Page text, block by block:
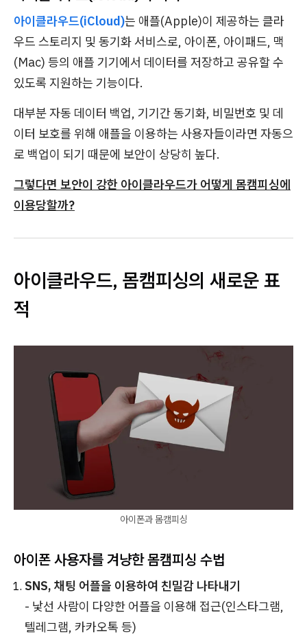
아이클라우드(iCloud)는 애플(Apple)이 제공하는 클라
우드 스토리지 및 동기화 서비스로, 아이폰, 아이패드, 맥
(Mac) 등의 애플 기기에서 데이터를 저장하고 공유할 수
있도록 지원하는 기능이다.
대부분 자동 데이터 백업, 기기간 동기화, 비밀번호 및 데
이터 보호를 위해 애플을 이용하는 사용자들이라면 자동으
로 백업이 되기 때문에 보안이 상당히 높다.
그렇다면 보안이 강한 아이클라우드가 어떻게 몸캠피싱에
이용당할까?
아이클라우드, 몸캠피싱의 새로운 표
적
아이폰과 몸캠피싱
아이폰 사용자를 겨냥한 몸캠피싱 수법
SNS, 채팅 어플을 이용하여 친밀감 나타내기
- 낯선 사람이 다양한 어플을 이용해 접근(인스타그램,
텔레그램, 카카오톡 등)